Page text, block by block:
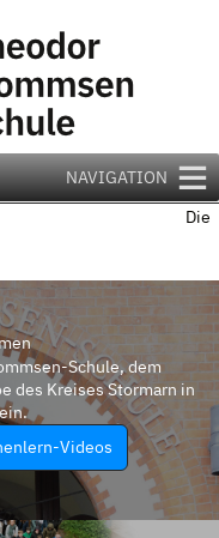
NAVIGATION
Schule, dem
des Kreises Stormarn in
Videos